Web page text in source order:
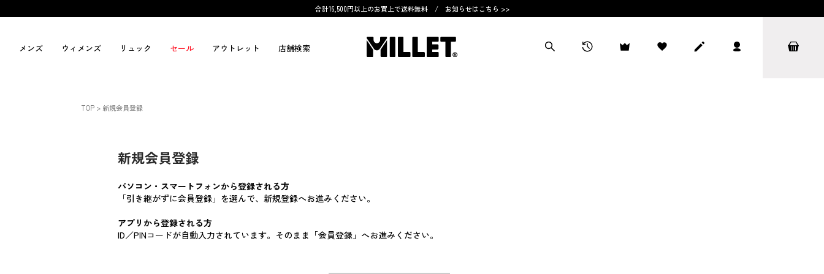
合計16,500円以上のお買上で送料無料 / お知らせはこちら >>
メンズ ウィメンズ リュック セール アウトレット 店舗検索
TOP 新規会員登録
新規会員登録
パソコン・スマートフォンから登録される方
「引き継がずに会員登録」を選んで、新規登録へお進みください。
アプリから登録される方
ID／PINコードが自動入力されています。そのまま「会員登録」へお進みください。